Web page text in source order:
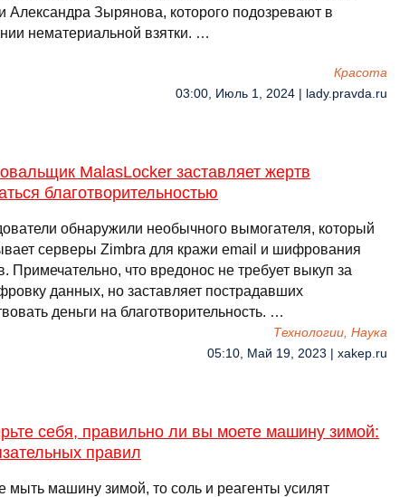
Александра Зырянова, которого подозревают в
нематериальной взятки. …
Красота
03:00, Июль 1, 2024 | lady.pravda.ru
MalasLocker заставляет жертв
благотворительностью
обнаружили необычного вымогателя, который
серверы Zimbra для кражи email и шифрования
Примечательно, что вредонос не требует выкуп за
данных, но заставляет пострадавших
деньги на благотворительность. …
Технологии, Наука
05:10, Май 19, 2023 | xakep.ru
себя, правильно ли вы моете машину зимой:
правил
мыть машину зимой, то соль и реагенты усилят